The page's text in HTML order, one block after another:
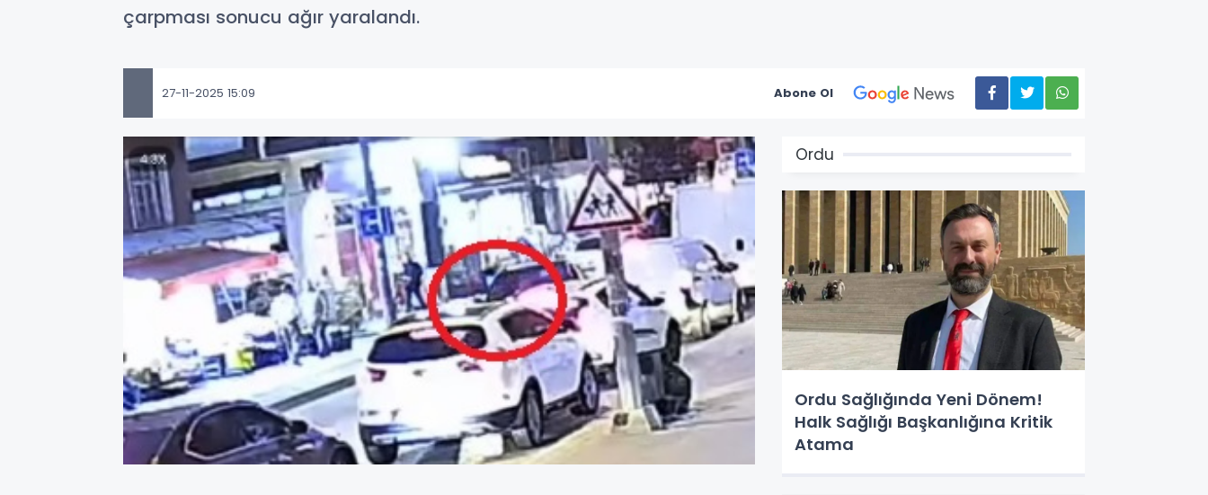
çarpması sonucu ağır yaralandı.
27-11-2025 15:09 Abone Ol
Ordu
Ordu Sağlığında Yeni Dönem!
Halk Sağlığı Başkanlığına Kritik
Atama